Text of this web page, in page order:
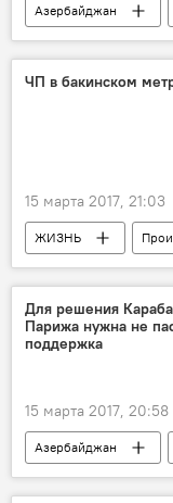
Азербайджан
Украина
Президент Украины
Сотрудничество
ЧП в бакинском
15 марта 2017, 21:03
ЖИЗНЬ
Баку
Задымление
Для решения
Парижа нужна не
поддержка
15 марта 2017, 20:58
Азербайджан
АНАЛИТИКА